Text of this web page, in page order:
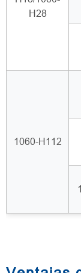
H28
1060-H112